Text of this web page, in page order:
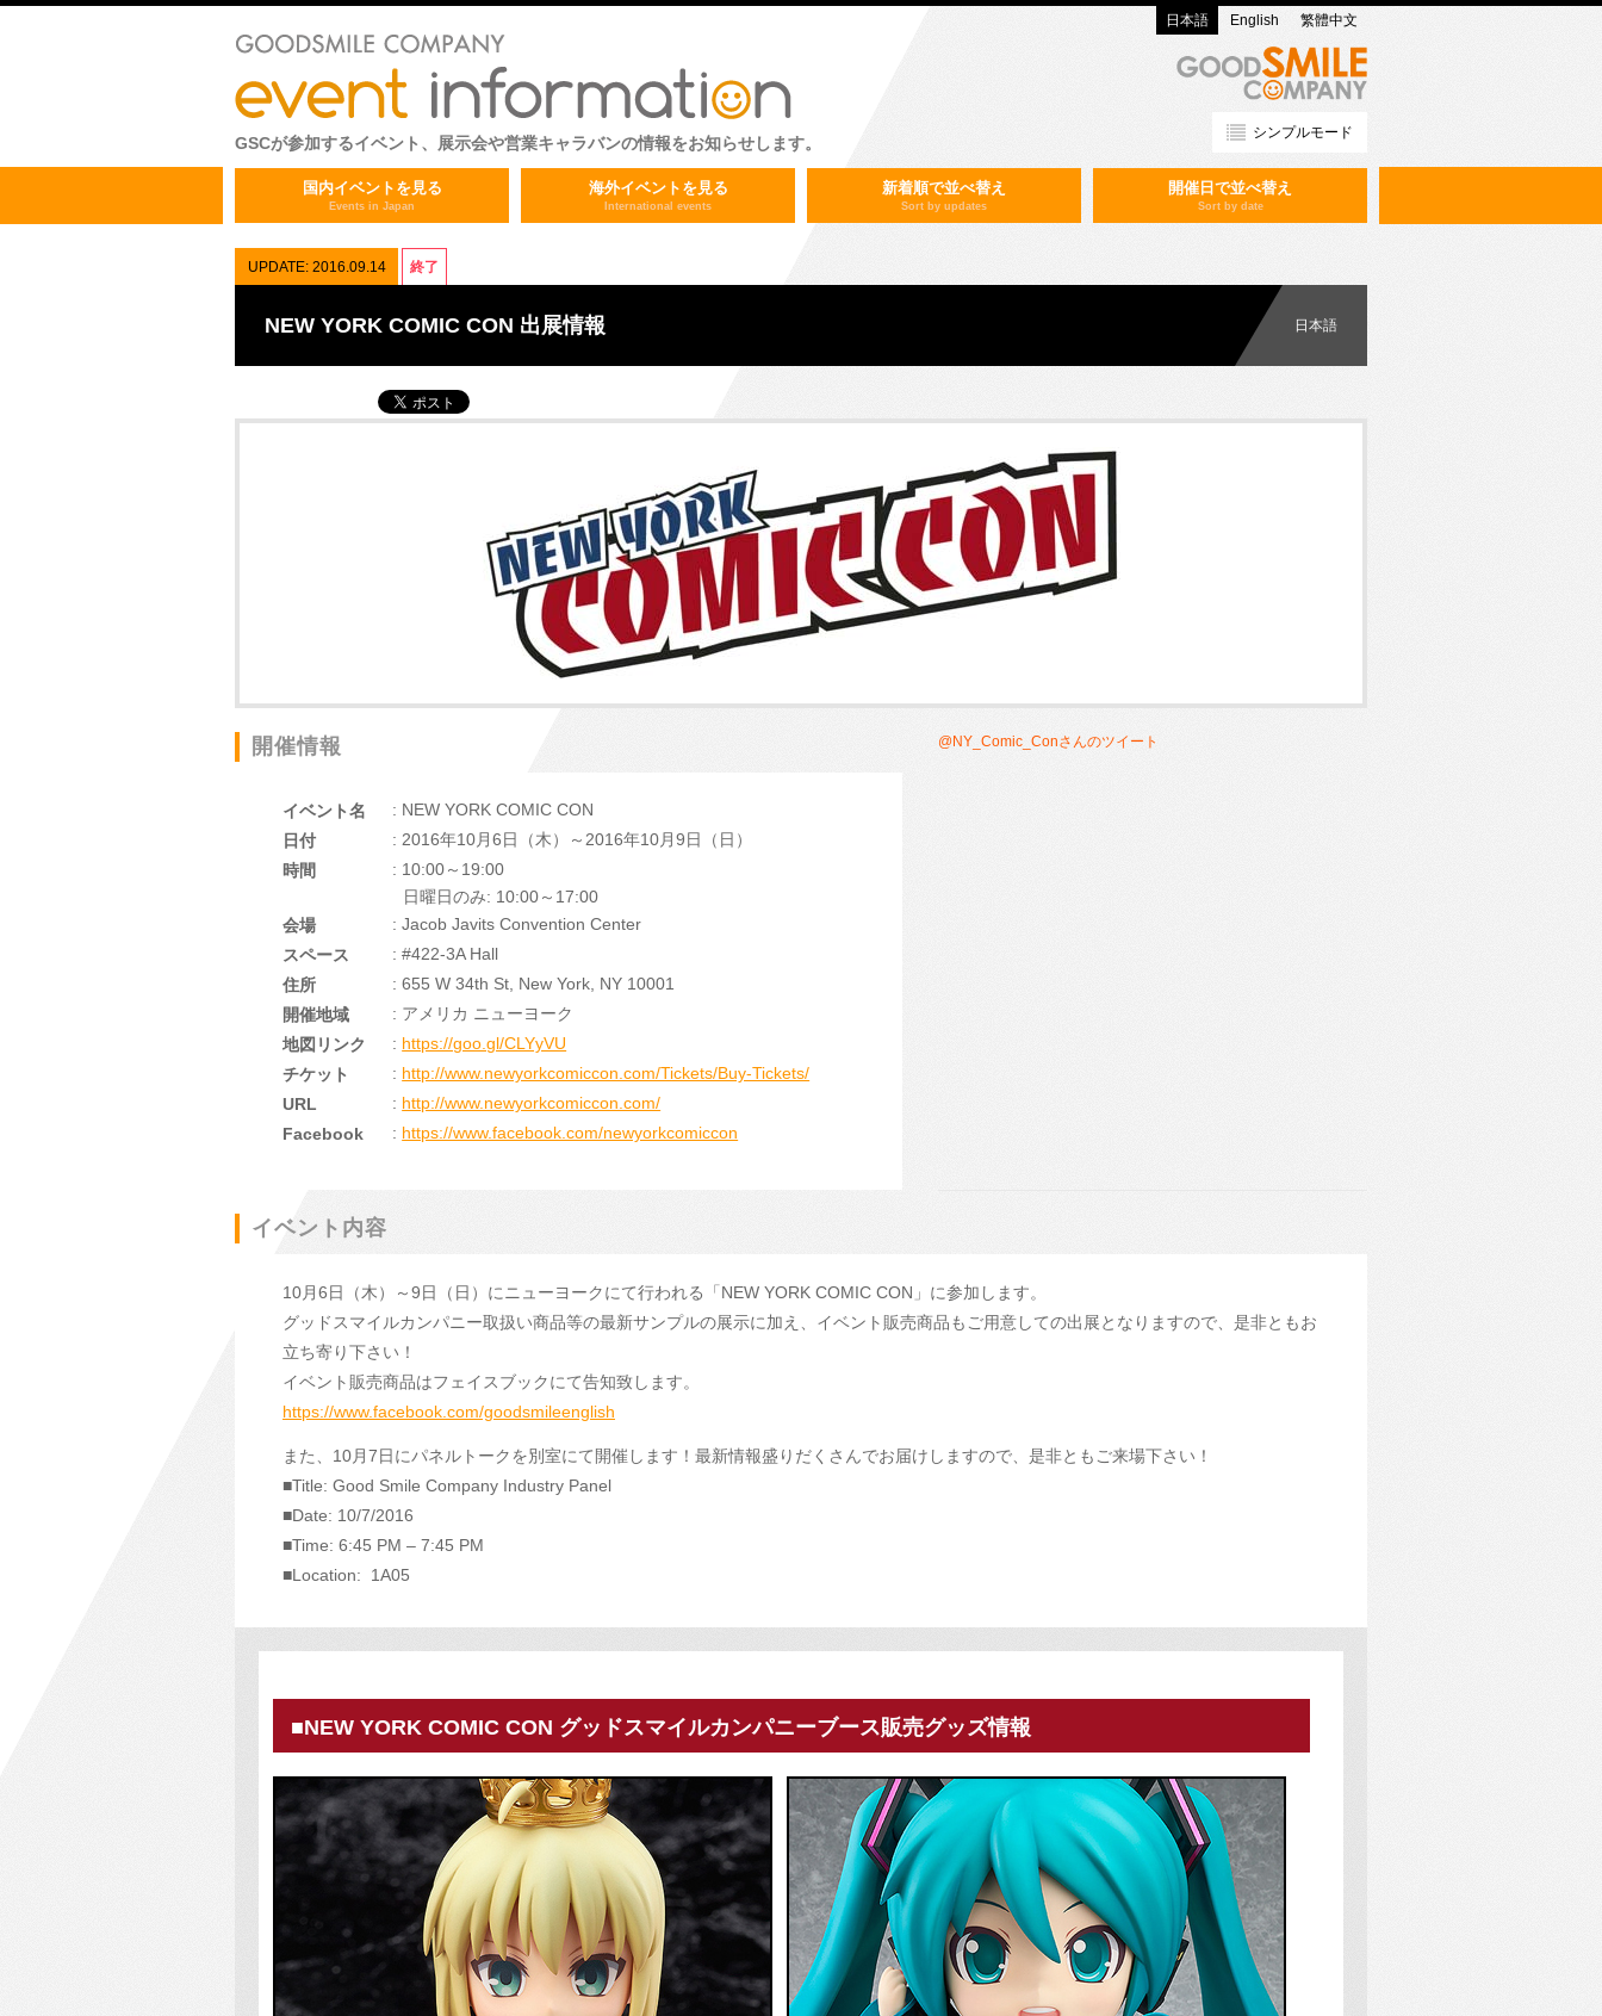
日本語 English 繁體中文
GSCが参加するイベント、展示会や営業キャラバンの情報をお知らせします。
シンプルモード
国内イベントを見る
Events in Japan
海外イベントを見る
International events
新着順で並べ替え
Sort by updates
開催日で並べ替え
Sort by date
UPDATE: 2016.09.14 終了
NEW YORK COMIC CON 出展情報 日本語
開催情報
イベント名
: NEW YORK COMIC CON
日付
: 2016年10月6日（木）～2016年10月9日（日）
時間
: 10:00～19:00
日曜日のみ: 10:00～17:00
会場
: Jacob Javits Convention Center
スペース
: #422-3A Hall
住所
: 655 W 34th St, New York, NY 10001
開催地域
: アメリカ ニューヨーク
地図リンク
: https://goo.gl/CLYyVU
チケット
: http://www.newyorkcomiccon.com/Tickets/Buy-Tickets/
URL
: http://www.newyorkcomiccon.com/
Facebook
: https://www.facebook.com/newyorkcomiccon
@NY_Comic_Conさんのツイート
イベント内容
10月6日（木）～9日（日）にニューヨークにて行われる「NEW YORK COMIC CON」に参加します。
グッドスマイルカンパニー取扱い商品等の最新サンプルの展示に加え、イベント販売商品もご用意しての出展となりますので、是非ともお
立ち寄り下さい！
イベント販売商品はフェイスブックにて告知致します。
https://www.facebook.com/goodsmileenglish
また、10月7日にパネルトークを別室にて開催します！最新情報盛りだくさんでお届けしますので、是非ともご来場下さい！
■Title: Good Smile Company Industry Panel
■Date: 10/7/2016
■Time: 6:45 PM – 7:45 PM
■Location: 1A05